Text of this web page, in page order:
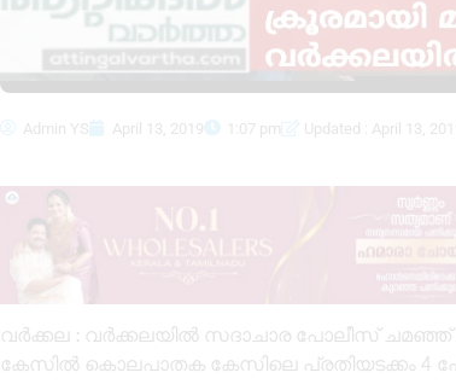
Admin YS April 13, 2019 1:07 pm Updated : April 13,
വർക്കല : വർക്കലയിൽ സദാചാര പോലീസ് ചമഞ്ഞ്
കേസിൽ കൊലപാതക കേസിലെ പ്രതിയടക്കം 4